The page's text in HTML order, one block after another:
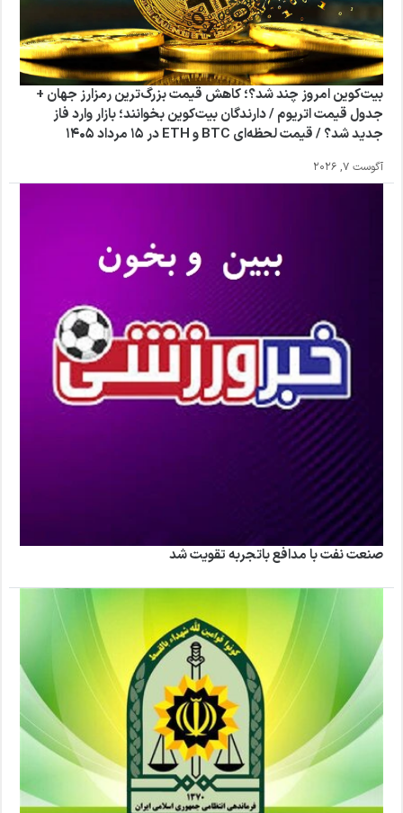
بیت‌کوین امروز چند شد؟؛ کاهش قیمت بزرگ‌ترین رمزارز جهان +
جدول قیمت اتریوم / دارندگان بیت‌کوین بخوانند؛ بازار وارد فاز
جدید شد؟ / قیمت لحظه‌ای BTC و ETH در ۱۵ مرداد ۱۴۰۵
آگوست 7, 2026
صنعت نفت با مدافع باتجربه تقویت شد